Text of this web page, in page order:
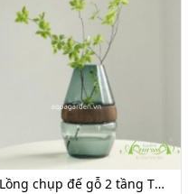
Lồng chụp đế gỗ 2 tầng Thủy tinh